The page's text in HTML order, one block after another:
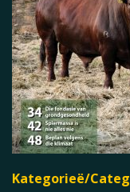
Kategorieë/